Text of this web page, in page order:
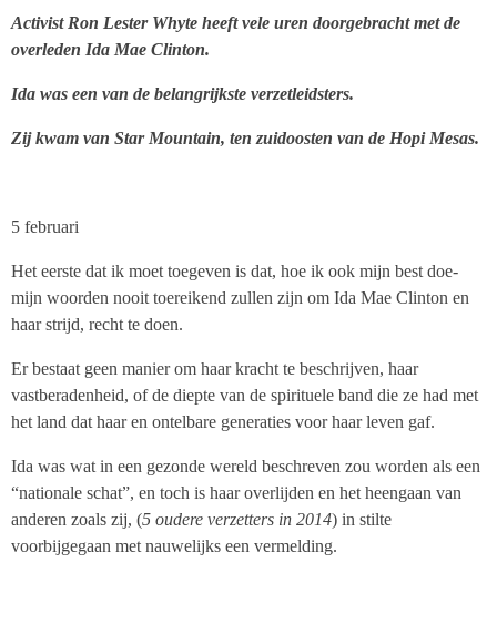
Activist Ron Lester Whyte heeft vele uren doorgebracht met de
overleden Ida Mae Clinton.
Ida was een van de belangrijkste verzetleidsters.
Zij kwam van Star Mountain, ten zuidoosten van de Hopi Mesas.
5 februari
Het eerste dat ik moet toegeven is dat, hoe ik ook mijn best doe-
mijn woorden nooit toereikend zullen zijn om Ida Mae Clinton en
haar strijd, recht te doen.
Er bestaat geen manier om haar kracht te beschrijven, haar
vastberadenheid, of de diepte van de spirituele band die ze had met
het land dat haar en ontelbare generaties voor haar leven gaf.
Ida was wat in een gezonde wereld beschreven zou worden als een
“nationale schat”, en toch is haar overlijden en het heengaan van
anderen zoals zij, (5 oudere verzetters in 2014) in stilte
voorbijgegaan met nauwelijks een vermelding.